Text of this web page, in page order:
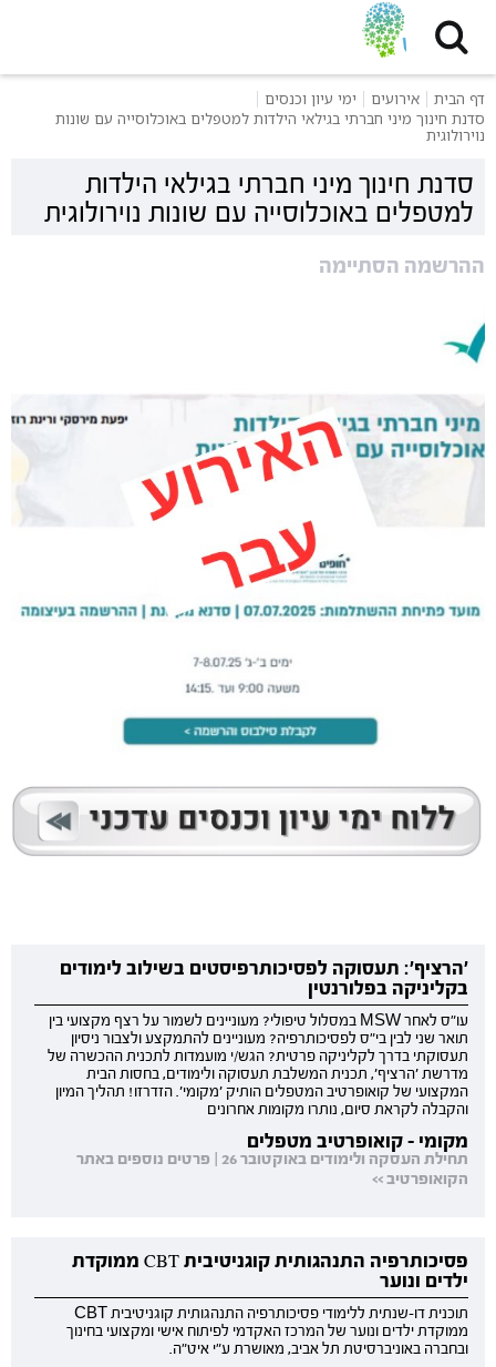
דף הבית אירועים
ימי עיון וכנסים
סדנת חינוך מיני חברתי בגילאי הילדות למטפלים באוכלוסייה עם שונות
נוירולוגית
סדנת חינוך מיני חברתי בגילאי הילדות
למטפלים באוכלוסייה עם שונות נוירולוגית
ההרשמה הסתיימה
'הרציף': תעסוקה לפסיכותרפיסטים בשילוב לימודים
בקליניקה בפלורנטין
עו"ס לאחר MSW במסלול טיפולי? מעוניינים לשמור על רצף מקצועי בין
תואר שני לבין בי"ס לפסיכותרפיה? מעוניינים להתמקצע ולצבור ניסיון
תעסוקתי בדרך לקליניקה פרטית? הגש/י מועמדות לתכנית ההכשרה של
מדרשת 'הרציף', תכנית המשלבת תעסוקה ולימודים, בחסות הבית
המקצועי של קואופרטיב המטפלים הותיק 'מקומי'. הזדרזו! תהליך המיון
והקבלה לקראת סיום, נותרו מקומות אחרונים
מקומי - קואופרטיב מטפלים
תחילת העסקה ולימודים באוקטובר 26 | פרטים נוספים באתר
הקואופרטיב >>
פסיכותרפיה התנהגותית קוגניטיבית CBT ממוקדת
ילדים ונוער
תוכנית דו-שנתית ללימודי פסיכותרפיה התנהגותית קוגניטיבית CBT
ממוקדת ילדים ונוער של המרכז האקדמי לפיתוח אישי ומקצועי בחינוך
ובחברה באוניברסיטת תל אביב, מאושרת ע"י איט"ה.